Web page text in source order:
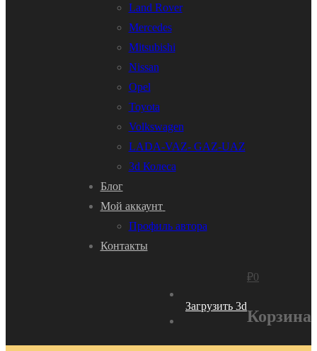
Land Rover
Mercedes
Mitsubishi
Nissan
Opel
Toyota
Volkswagen
LADA-VAZ- GAZ-UAZ
3d Колеса
Блог
Мой аккаунт
Профиль автора
Контакты
Загрузить 3d
₽0
Корзина